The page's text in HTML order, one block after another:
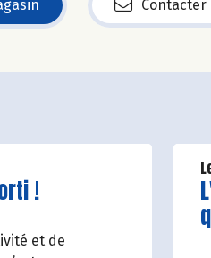
Contacter
!
et de